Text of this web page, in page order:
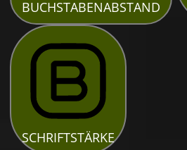
BUCHSTABENABSTAND
SCHRIFTSTÄRKE